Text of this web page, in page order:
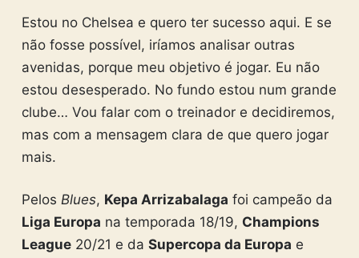
Estou no Chelsea e quero ter sucesso aqui. E se
não fosse possível, iríamos analisar outras
avenidas, porque meu objetivo é jogar. Eu não
estou desesperado. No fundo estou num grande
clube… Vou falar com o treinador e decidiremos,
mas com a mensagem clara de que quero jogar
mais.
Pelos Blues, Kepa Arrizabalaga foi campeão da
Liga Europa na temporada 18/19, Champions
League20/21 e da Supercopa da Europa e